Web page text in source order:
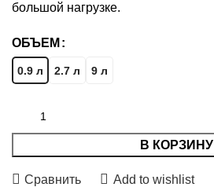
большой нагрузке.
ОБЪЕМ
0.9 л 2.7 л 9 л
В КОРЗИНУ
Сравнить Add to wishlist